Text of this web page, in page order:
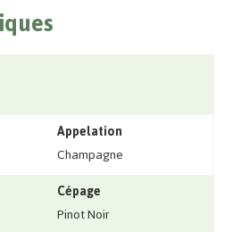
Appelation
Champagne
Cépage
Pinot Noir